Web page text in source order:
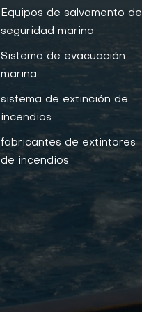
Equipos de salvamento de
seguridad marina
Sistema de evacuación
marina
sistema de extinción de
incendios
fabricantes de extintores
de incendios